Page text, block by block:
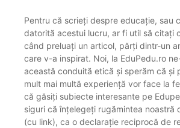
Pentru că scrieți despre educație, sau
datorită acestui lucru, ar fi util să citați
când preluați un articol, părți dintr-un
care v-a inspirat. Noi, la EduPedu.ro
această conduită etică și sperăm că și
mult mai multă experiență vor face la
că găsiți subiecte interesante pe
siguri că înțelegeți rugămintea noastră
(cu link), ca o declarație reciprocă de